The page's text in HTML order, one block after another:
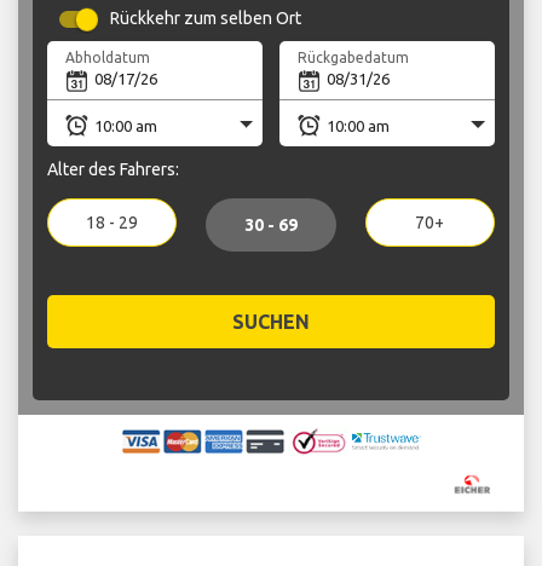
Rückkehr zum selben Ort
Abholdatum Rückgabedatum
Alter des Fahrers:
18 - 29 30 - 69 70+
SUCHEN